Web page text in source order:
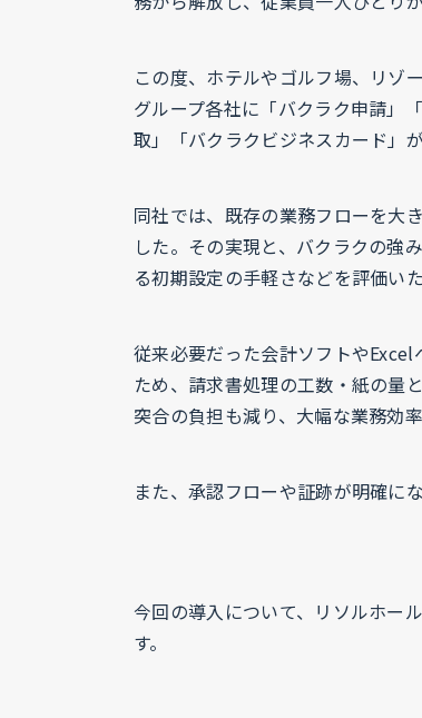
この度、ホテルやゴルフ場、リゾ
グループ各社に「バクラク申請」
取」「バクラクビジネスカード」
同社では、既存の業務フローを大
した。その実現と、バクラクの強
る初期設定の手軽さなどを評価い
従来必要だった会計ソフトや
ため、請求書処理の工数・紙の量
突合の負担も減り、大幅な業務効
また、承認フローや証跡が明確に
今回の導入について、リソルホー
す。